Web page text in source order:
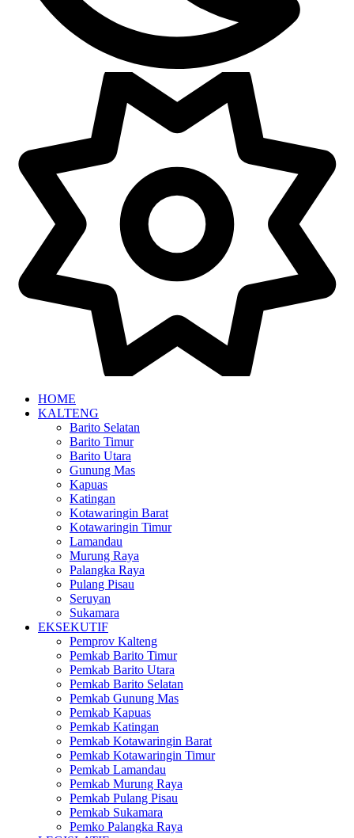
HOME
KALTENG
Barito Selatan
Barito Timur
Barito Utara
Gunung Mas
Kapuas
Katingan
Kotawaringin Barat
Kotawaringin Timur
Lamandau
Murung Raya
Palangka Raya
Pulang Pisau
Seruyan
Sukamara
EKSEKUTIF
Pemprov Kalteng
Pemkab Barito Timur
Pemkab Barito Utara
Pemkab Barito Selatan
Pemkab Gunung Mas
Pemkab Kapuas
Pemkab Katingan
Pemkab Kotawaringin Barat
Pemkab Kotawaringin Timur
Pemkab Lamandau
Pemkab Murung Raya
Pemkab Pulang Pisau
Pemkab Sukamara
Pemko Palangka Raya